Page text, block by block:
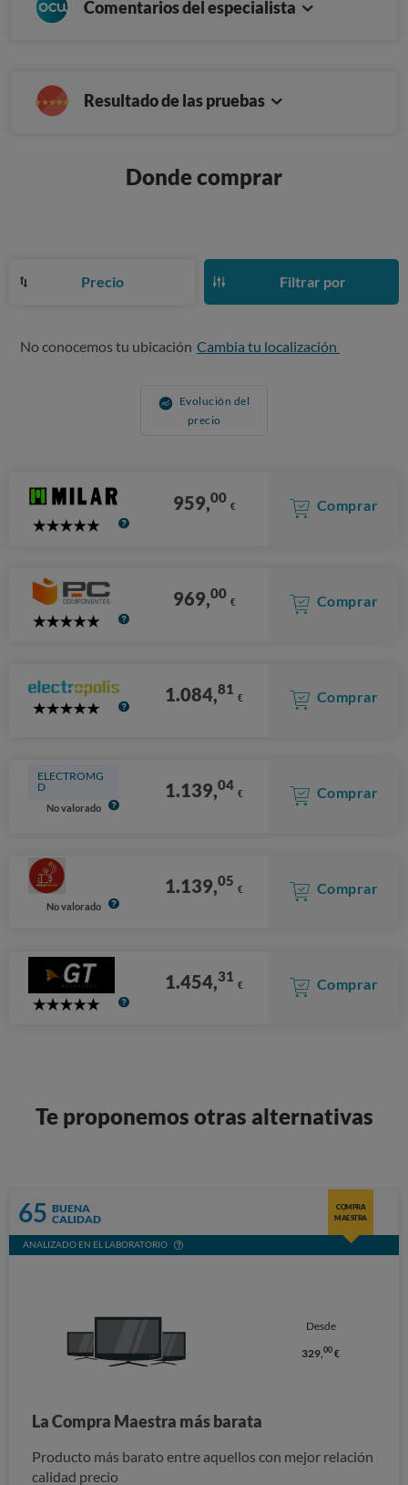
Comentarios del especialista
Resultado de las pruebas
Donde comprar
Precio Filtrar por
No conocemos tu ubicación Cambia tu localización
Evolución del
precio
5
959,00 € Comprar
5
969,00 € Comprar
5
1.084,81 € Comprar
ELECTROMG
D
No valorado
1.139,04 € Comprar
No valorado
1.139,05 € Comprar
5
1.454,31 € Comprar
Te proponemos otras alternativas
65 BUENA
CALIDAD
COMPRA
MAESTRA
ANALIZADO EN EL LABORATORIO
Desde
329,00 €
La Compra Maestra más barata
Producto más barato entre aquellos con mejor relación
calidad precio